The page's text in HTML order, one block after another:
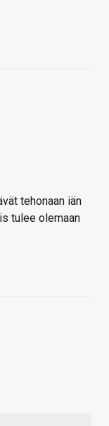
tehonaan iän
tulee olemaan